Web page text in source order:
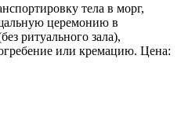
тела в морг,
церемонию в
ритуального зала),
или кремацию. Цена: